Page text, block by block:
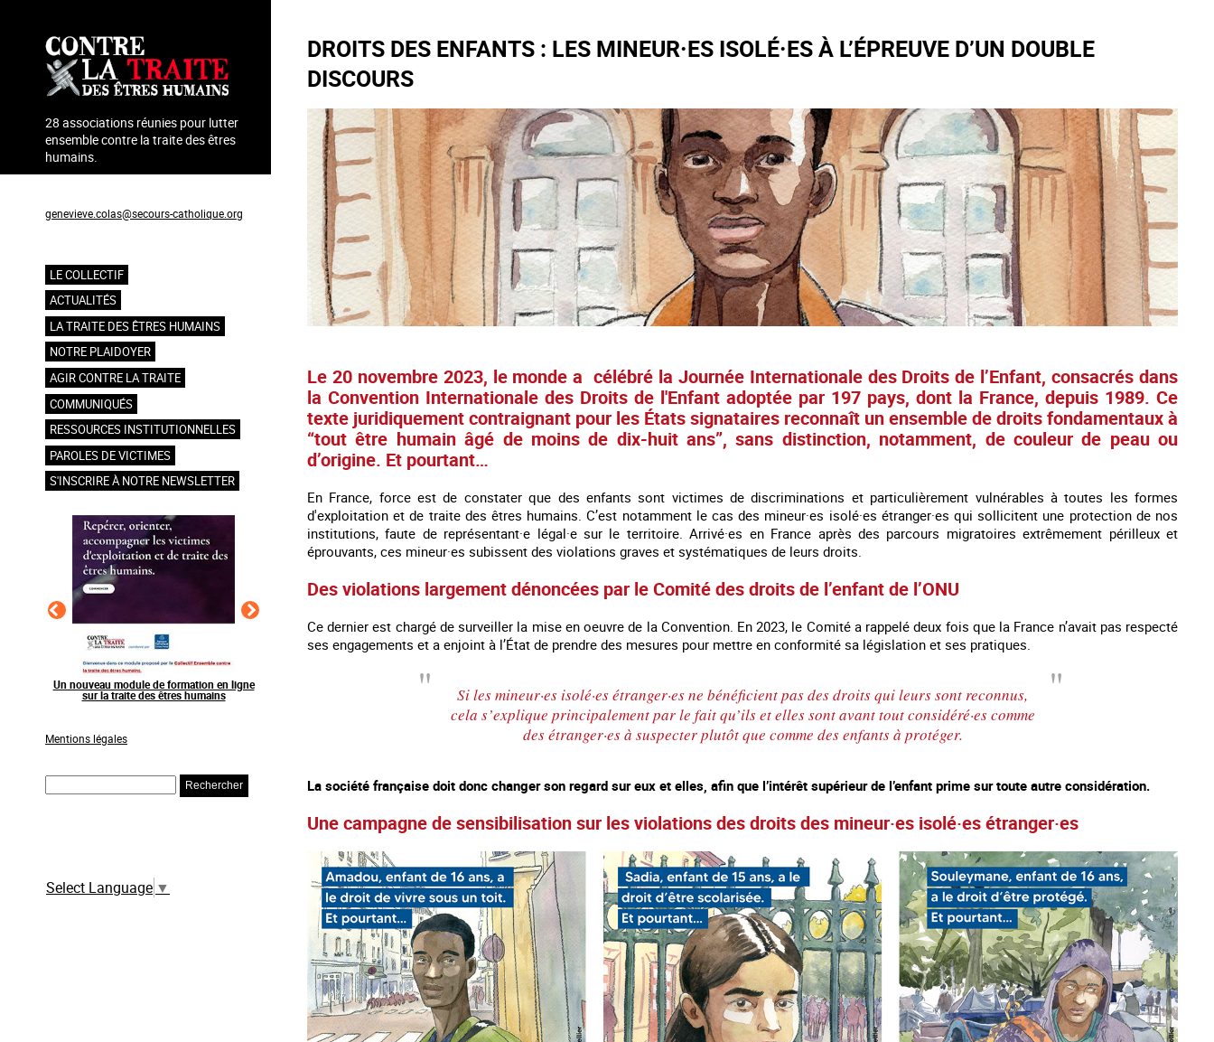
contenu
principal
28 associations réunies pour lutter
ensemble contre la traite des êtres
humains.
genevieve.colas@secours-catholique.org
Navigation
principale
LE COLLECTIF
ACTUALITÉS
LA TRAITE DES ÊTRES HUMAINS
NOTRE PLAIDOYER
AGIR CONTRE LA TRAITE
COMMUNIQUÉS
RESSOURCES INSTITUTIONNELLES
PAROLES DE VICTIMES
S'INSCRIRE À NOTRE NEWSLETTER
Raising awareness on the sidelines of major
sporting events
Agir contre l’exploitation en marge des #Devenir : l'accompagnement des mineurs
victime de traite
Mentions légales
Select Language ▼
DROITS DES ENFANTS : LES MINEUR·ES ISOLÉ·ES À L’ÉPREUVE D’UN DOUBLE
DISCOURS
Le 20 novembre 2023, le monde a célébré la Journée Internationale des Droits de l’Enfant, consacrés dans
la Convention Internationale des Droits de l'Enfant adoptée par 197 pays, dont la France, depuis 1989. Ce
texte juridiquement contraignant pour les États signataires reconnaît un ensemble de droits fondamentaux à
“tout être humain âgé de moins de dix-huit ans”, sans distinction, notamment, de couleur de peau ou
d’origine. Et pourtant…
En France, force est de constater que des enfants sont victimes de discriminations et particulièrement vulnérables à toutes les formes
d'exploitation et de traite des êtres humains. C’est notamment le cas des mineur·es isolé·es étranger·es qui sollicitent une protection de nos
institutions, faute de représentant·e légal·e sur le territoire. Arrivé·es en France après des parcours migratoires extrêmement périlleux et
éprouvants, ces mineur·es subissent des violations graves et systématiques de leurs droits.
Des violations largement dénoncées par le Comité des droits de l’enfant de l’ONU
Ce dernier est chargé de surveiller la mise en oeuvre de la Convention. En 2023, le Comité a rappelé deux fois que la France n’avait pas respecté
ses engagements et a enjoint à l’État de prendre des mesures pour mettre en conformité sa législation et ses pratiques.
Si les mineur·es isolé·es étranger·es ne bénéficient pas des droits qui leurs sont reconnus,
cela s’explique principalement par le fait qu’ils et elles sont avant tout considéré·es comme
des étranger·es à suspecter plutôt que comme des enfants à protéger.
La société française doit donc changer son regard sur eux et elles, afin que l’intérêt supérieur de l’enfant prime sur toute autre considération.
Une campagne de sensibilisation sur les violations des droits des mineur·es isolé·es étranger·es